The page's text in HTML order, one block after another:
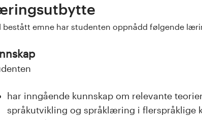
bestått emne har studenten oppnådd følgende
har inngående kunnskap om relevante
språkutvikling og språklæring i flerspråklige